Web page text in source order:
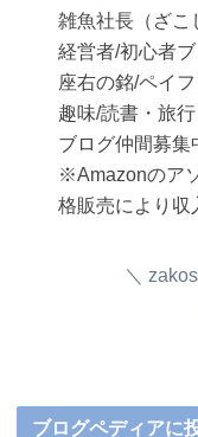
雑魚社長（ざこ
経営者/初心者
座右の銘/ペイ
趣味/読書・旅
ブログ仲間募集
※Amazonのア
格販売により収
ブログペディアに